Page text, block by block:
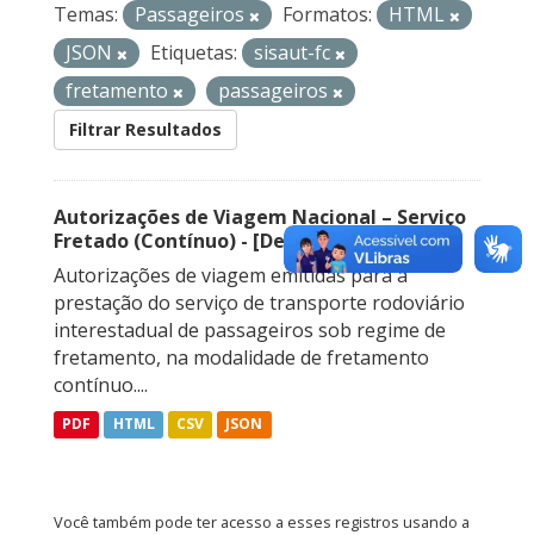
Temas:
Passageiros Formatos:
HTML
JSON
Etiquetas:
sisaut-fc
fretamento
passageiros
Filtrar Resultados
Autorizações de Viagem Nacional – Serviço
Fretado (Contínuo) - [Descontinuado]
Autorizações de viagem emitidas para a
prestação do serviço de transporte rodoviário
interestadual de passageiros sob regime de
fretamento, na modalidade de fretamento
contínuo....
PDF HTML CSV JSON
Você também pode ter acesso a esses registros usando a